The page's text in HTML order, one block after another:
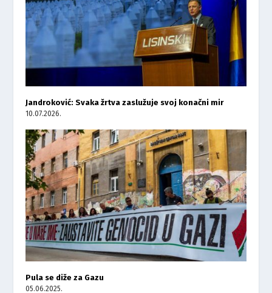
Jandroković: Svaka žrtva zaslužuje svoj konačni mir
10.07.2026.
Pula se diže za Gazu
05.06.2025.